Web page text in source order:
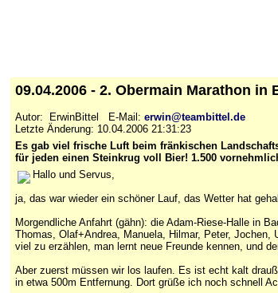
09.04.2006 - 2. Obermain Marathon in
Autor: ErwinBittel E-Mail: erwin@teambittel.de
Letzte Änderung: 10.04.2006 21:31:23
Es gab viel frische Luft beim fränkischen
für jeden einen Steinkrug voll Bier! 1.500
Hallo und Servus,
ja, das war wieder ein schöner Lauf, das Wetter hat
Morgendliche Anfahrt (gähn): die Adam-Riese-Halle in
Thomas, Olaf+Andrea, Manuela, Hilmar, Peter,
viel zu erzählen, man lernt neue Freunde kennen, und
Aber zuerst müssen wir los laufen. Es ist echt kalt
in etwa 500m Entfernung. Dort grüße ich noch schnell